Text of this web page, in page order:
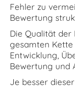
Fehler zu
Bewertung
Die Qualität
gesamten
Entwicklung,
Bewertung und
Je besser